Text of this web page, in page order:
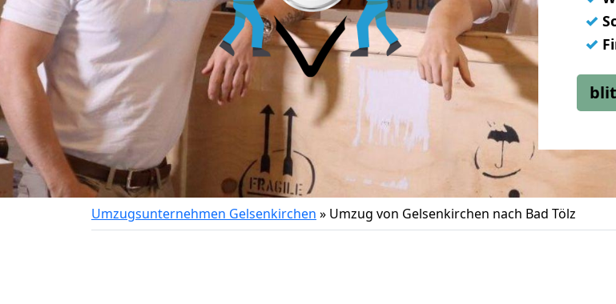
✓
✓
Umzugsunternehmen Gelsenkirchen » Umzug von Gelsenkirchen nach Bad Tölz